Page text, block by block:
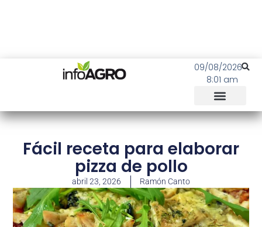
09/08/2026
8:01 am
Fácil receta para elaborar
pizza de pollo
abril 23, 2026 Ramón Canto